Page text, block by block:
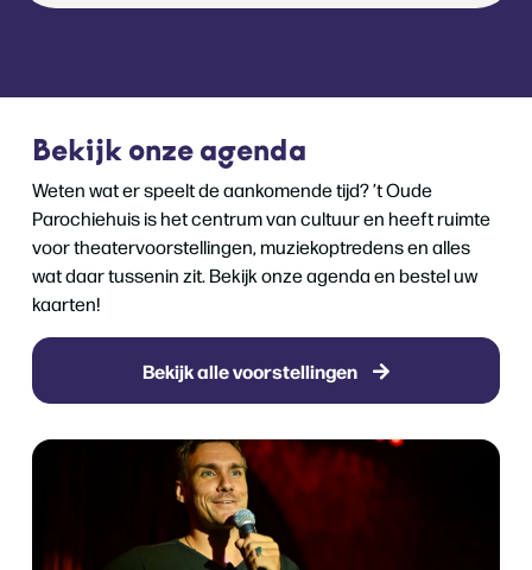
Bekijk onze agenda
Weten wat er speelt de aankomende tijd? ’t Oude
Parochiehuis is het centrum van cultuur en heeft ruimte
voor theatervoorstellingen, muziekoptredens en alles
wat daar tussenin zit. Bekijk onze agenda en bestel uw
kaarten!
Bekijk alle voorstellingen